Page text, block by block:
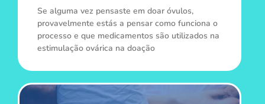
Se alguma vez pensaste em doar óvulos,
provavelmente estás a pensar como funciona o
processo e que medicamentos são utilizados na
estimulação ovárica na doação